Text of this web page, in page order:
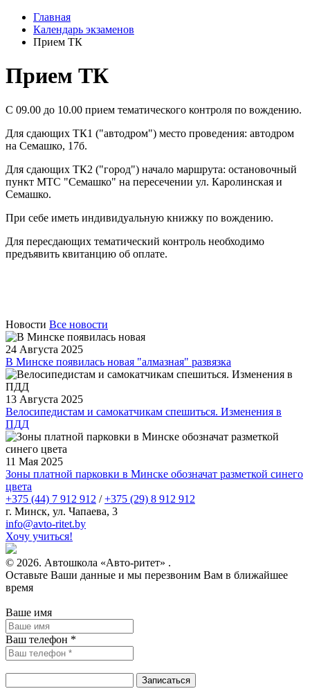
Главная
Календарь экзаменов
Прием ТК
Прием ТК
С 09.00 до 10.00 прием тематического контроля по вождению.
Для сдающих ТК1 ("автодром") место проведения: автодром
на Семашко, 17б.
Для сдающих ТК2 ("город") начало маршрута: остановочный
пункт МТС "Семашко" на пересечении ул. Каролинская и
Семашко.
При себе иметь индивидуальную книжку по вождению.
Для пересдающих тематический контроль необходимо
предъявить квитанцию об оплате.
Новости Все новости
24 Августа 2025
В Минске появилась новая "алмазная" развязка
13 Августа 2025
Велосипедистам и самокатчикам спешиться. Изменения в
ПДД
11 Мая 2025
Зоны платной парковки в Минске обозначат разметкой синего
цвета
+375 (44) 7 912 912 /+375 (29) 8 912 912
г. Минск, ул. Чапаева, 3
infо@avtо-ritеt.by
Хочу учиться!
© 2026. Автошкола «Авто-ритет» .
Оставьте Ваши данные и мы перезвоним Вам в ближайшее
время
Ваше имя
Ваш телефон *